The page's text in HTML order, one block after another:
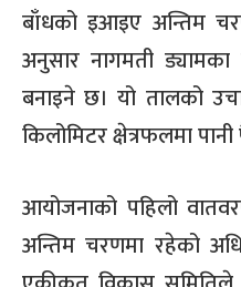
बाँधको इआइए अन्तिम
अनुसार नागमती
बनाइने छ। यो तालको
किलोमिटर क्षेत्रफलमा
आयोजनाको पहिलो
अन्तिम चरणमा रहेको